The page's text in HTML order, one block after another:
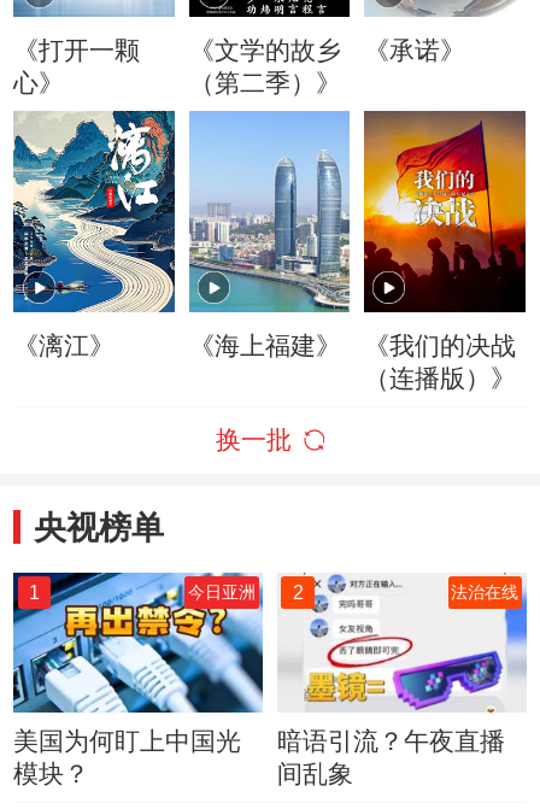
《打开一颗
心》
《文学的故乡
（第二季）》
《承诺》
《漓江》 《海上福建》
《我们的决战
（连播版）》
换一批
央视榜单
1 今日亚洲
美国为何盯上中国光
模块？
2 法治在线
暗语引流？午夜直播
间乱象